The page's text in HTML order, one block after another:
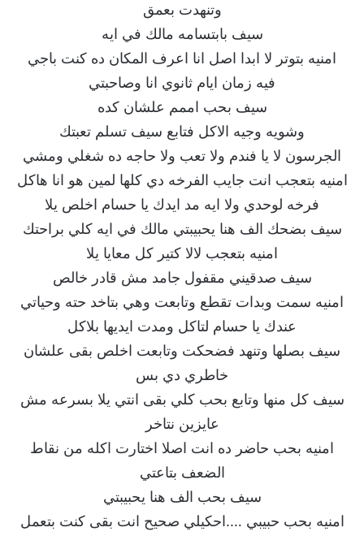
وتنهدت بعمق
سيف بابتسامه مالك في ايه
امنيه بتوتر لا ابدا اصل انا اعرف المكان ده كنت باجي
فيه زمان ايام ثانوي انا وصاحبتي
سيف بحب اممم علشان كده
وشويه وجيه الاكل فتابع سيف تسلم تعبتك
الجرسون لا يا فندم ولا تعب ولا حاجه ده شغلي ومشي
امنيه بتعجب انت جايب الفرخه دي كلها لمين هو انا هاكل
فرخه لوحدي ولا ايه مد ايدك يا حسام اخلص يلا
سيف بضحك الف هنا يحبيبتي مالك في ايه كلي براحتك
امنيه بتعجب لالا كتير كل معايا يلا
سيف صدقيني مقفول جامد مش قادر خالص
امنيه سمت وبدات تقطع وتابعت وهي بتاخد حته وحياتي
عندك يا حسام لتاكل ومدت ايديها بلاكل
سيف بصلها وتنهد فضحكت وتابعت اخلص بقى علشان
خاطري دي بس
سيف كل منها وتابع بحب كلي بقى انتي يلا بسرعه مش
عايزين نتاخر
امنيه بحب حاضر ده انت اصلا اختارت اكله من نقاط
الضعف بتاعتي
سيف بحب الف هنا يحبيبتي
امنيه بحب حبيبي ….احكيلي صحيح انت بقى كنت بتعمل